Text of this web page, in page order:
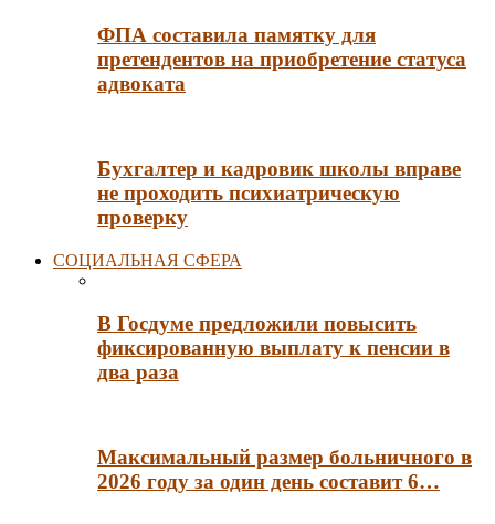
ФПА составила памятку для
претендентов на приобретение статуса
адвоката
Бухгалтер и кадровик школы вправе
не проходить психиатрическую
проверку
СОЦИАЛЬНАЯ СФЕРА
В Госдуме предложили повысить
фиксированную выплату к пенсии в
два раза
Максимальный размер больничного в
2026 году за один день составит 6…